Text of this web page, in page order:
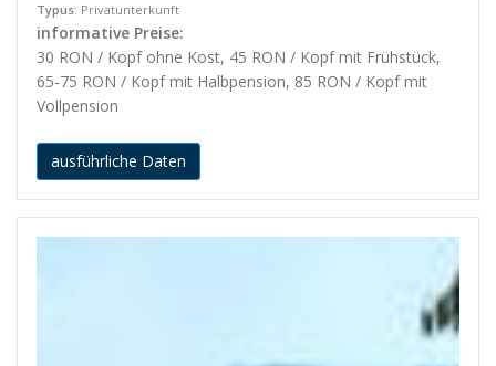
Typus: Privatunterkunft
informative Preise:
30 RON / Kopf ohne Kost, 45 RON / Kopf mit Frühstück,
65-75 RON / Kopf mit Halbpension, 85 RON / Kopf mit
Vollpension
ausführliche Daten